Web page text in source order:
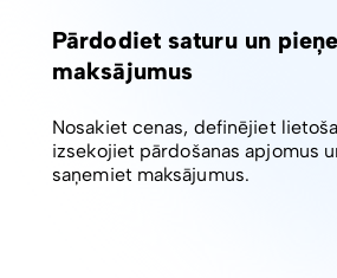
Pārdodiet saturu un
maksājumus
Nosakiet cenas, definējiet
izsekojiet pārdošanas apjomus
saņemiet maksājumus.